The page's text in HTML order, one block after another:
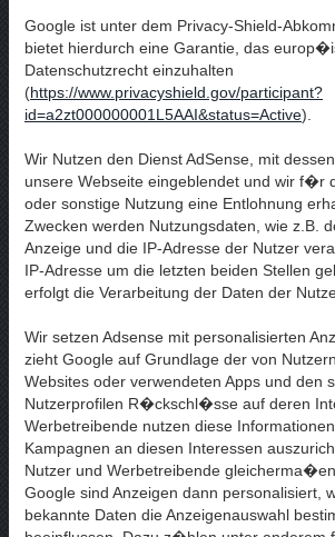
Google ist unter dem Privacy-Shield-
bietet hierdurch eine Garantie, das
Datenschutzrecht einzuhalten
(https://www.privacyshield.gov/participant?
id=a2zt000000001L5AAI&status=Active).
Wir Nutzen den Dienst AdSense, mit
unsere Webseite eingeblendet und wir f�r
oder sonstige Nutzung eine Entlohnung
Zwecken werden Nutzungsdaten, wie z.B.
Anzeige und die IP-Adresse der Nutzer
IP-Adresse um die letzten beiden Stellen
erfolgt die Verarbeitung der Daten der
Wir setzen Adsense mit personalisierten
zieht Google auf Grundlage der von
Websites oder verwendeten Apps und den
Nutzerprofilen R�ckschl�sse auf deren
Werbetreibende nutzen diese
Kampagnen an diesen Interessen
Nutzer und Werbetreibende
Google sind Anzeigen dann personalisiert,
bekannte Daten die Anzeigenauswahl